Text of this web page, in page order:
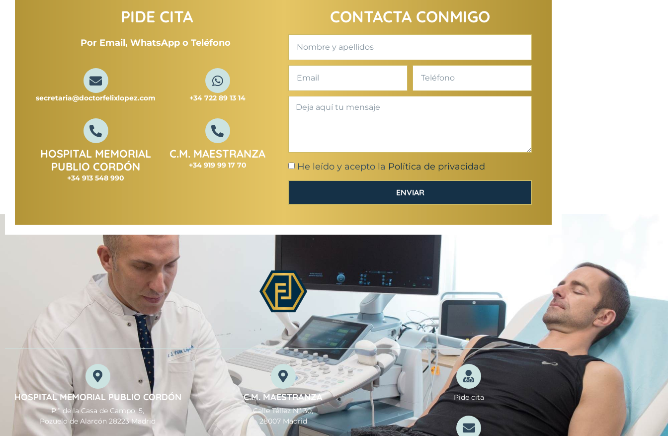
PIDE CITA
Por Email, WhatsApp o Teléfono
secretaria@doctorfelixlopez.com +34 722 89 13 14
HOSPITAL MEMORIAL
PUBLIO CORDÓN
+34 913 548 990
C.M. MAESTRANZA
+34 919 99 17 70
CONTACTA CONMIGO
He leído y acepto la Política de privacidad
ENVIAR
HOSPITAL MEMORIAL PUBLIO CORDÓN
P.º de la Casa de Campo, 5,
Pozuelo de Alarcón 28223 Madrid
C.M. MAESTRANZA
Calle Téllez Nº 30,
28007 Madrid
Pide cita